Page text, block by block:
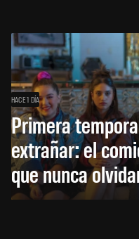
HACE 1 DÍA
Primera
extrañar: el
que nunca